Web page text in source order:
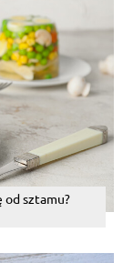
od sztamu?